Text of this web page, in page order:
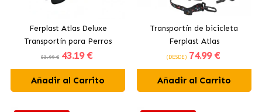
Ferplast Atlas Deluxe
Transportín para Perros
53.99 € 43.19 €
Añadir al Carrito
Transportín de bicicleta
Ferplast Atlas
(DESDE) 74.99 €
Añadir al Carrito